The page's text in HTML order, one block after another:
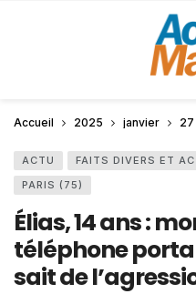
Accueil 2025 janvier 27
ACTU
FAITS DIVERS ET
PARIS (75)
Élias, 14 ans :
téléphone
sait de